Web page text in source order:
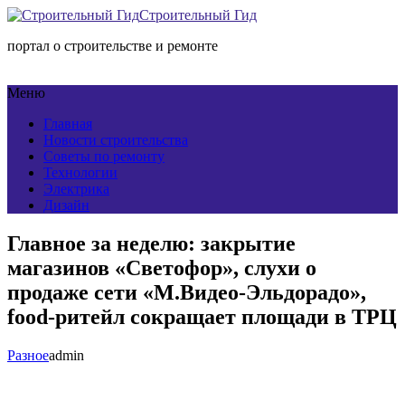
Строительный Гид
портал о строительстве и ремонте
Меню
Главная
Новости строительства
Советы по ремонту
Технологии
Электрика
Дизайн
Главное за неделю: закрытие
магазинов «Светофор», слухи о
продаже сети «М.Видео-Эльдорадо»,
food-ритейл сокращает площади в ТРЦ
Разноеadmin